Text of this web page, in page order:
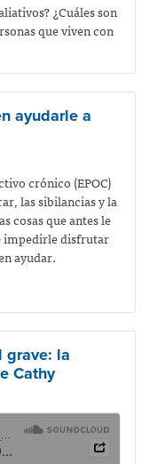
¿Cuáles son
que viven con
ayudarle a
crónico (EPOC)
las sibilancias y la
cosas que antes le
impedirle disfrutar
ayudar.
grave: la
Cathy